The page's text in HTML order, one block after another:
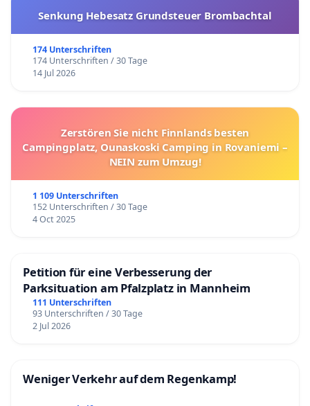
Senkung Hebesatz Grundsteuer Brombachtal
174 Unterschriften
174 Unterschriften / 30 Tage
14 Jul 2026
Zerstören Sie nicht Finnlands besten
Campingplatz, Ounaskoski Camping in Rovaniemi –
NEIN zum Umzug!
1 109 Unterschriften
152 Unterschriften / 30 Tage
4 Oct 2025
Petition für eine Verbesserung der
Parksituation am Pfalzplatz in Mannheim
111 Unterschriften
93 Unterschriften / 30 Tage
2 Jul 2026
Weniger Verkehr auf dem Regenkamp!